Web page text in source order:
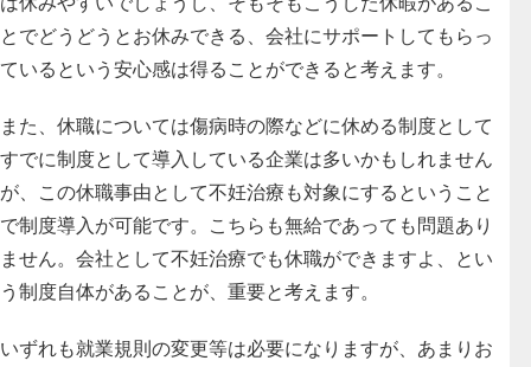
とでどうどうとお休みできる、会社にサポートしてもらっ
ているという安心感は得ることができると考えます。
また、休職については傷病時の際などに休める制度として
すでに制度として導入している企業は多いかもしれません
が、この休職事由として不妊治療も対象にするということ
で制度導入が可能です。こちらも無給であっても問題あり
ません。会社として不妊治療でも休職ができますよ、とい
う制度自体があることが、重要と考えます。
いずれも就業規則の変更等は必要になりますが、あまりお